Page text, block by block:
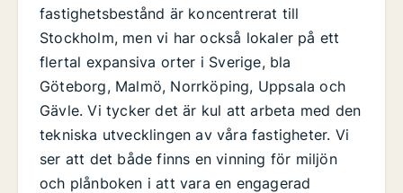
fastighetsbestånd är koncentrerat till
Stockholm, men vi har också lokaler på ett
flertal expansiva orter i Sverige, bla
Göteborg, Malmö, Norrköping, Uppsala och
Gävle. Vi tycker det är kul att arbeta med den
tekniska utvecklingen av våra fastigheter. Vi
ser att det både finns en vinning för miljön
och plånboken i att vara en engagerad